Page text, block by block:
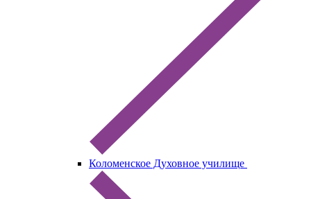
Коломенское Духовное училище